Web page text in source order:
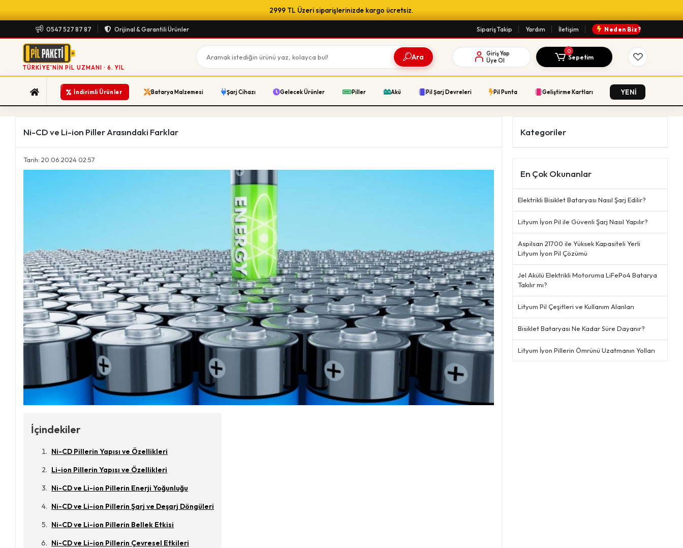
2999 TL Üzeri siparişlerinizde kargo ücretsiz.
0547 527 87 87 Orijinal & Garantili Ürünler Sipariş Takip Yardım İletişim Neden Biz?
TÜRKIYE'NIN PIL UZMANI · 6. YIL
Ara
Giriş Yap
Üye Ol
0
Sepetim
% İndirimli Ürünler Batarya Malzemesi Şarj Cihazı Gelecek Ürünler Piller Akü Pil Şarj Devreleri Pil Punta Geliştirme Kartları YENİ
Ni-CD ve Li-ion Piller Arasındaki Farklar
Tarih: 20.06.2024 02:57
İçindekiler
Ni-CD Pillerin Yapısı ve Özellikleri
Li-ion Pillerin Yapısı ve Özellikleri
Ni-CD ve Li-ion Pillerin Enerji Yoğunluğu
Ni-CD ve Li-ion Pillerin Şarj ve Deşarj Döngüleri
Ni-CD ve Li-ion Pillerin Bellek Etkisi
Ni-CD ve Li-ion Pillerin Çevresel Etkileri
Kategoriler
En Çok Okunanlar
Elektrikli Bisiklet Bataryası Nasıl Şarj Edilir?
Lityum İyon Pil ile Güvenli Şarj Nasıl Yapılır?
Aspilsan 21700 ile Yüksek Kapasiteli Yerli
Lityum İyon Pil Çözümü
Jel Akülü Elektrikli Motoruma LiFePo4 Batarya
Takılır mı?
Lityum Pil Çeşitleri ve Kullanım Alanları
Bisiklet Bataryası Ne Kadar Süre Dayanır?
Lityum İyon Pillerin Ömrünü Uzatmanın Yolları